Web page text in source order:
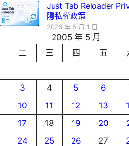
Just Tab Reloader
隱私權政策
2026 年 5 月 1 日
2005 年 5 月
二 三 四 五
3 4 5 6
10 11 12 13
17 18 19 20
24 25 26 27